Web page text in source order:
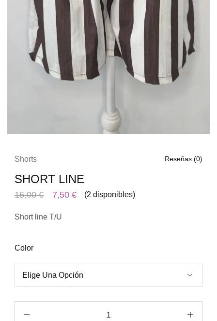
Shorts Reseñas (0)
SHORT LINE
15,00€ 7,50 € (2 disponibles)
Short line T/U
Color